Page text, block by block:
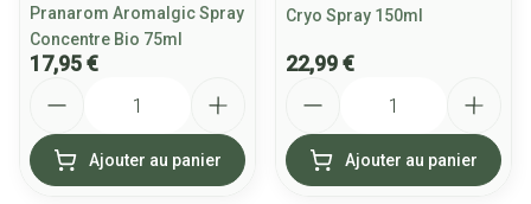
Pranarom Aromalgic Spray
Concentre Bio 75ml
17,95 €
Ajouter au panier
Cryo Spray 150ml
22,99 €
Ajouter au panier